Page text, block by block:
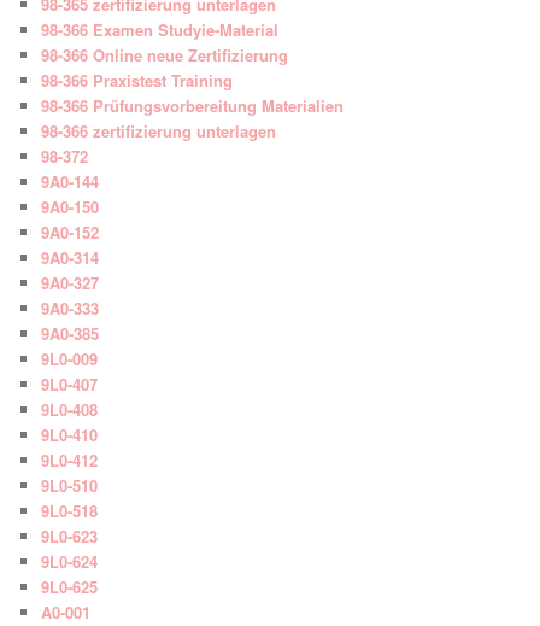
98-365 zertifizierung unterlagen
98-366 Examen Studyie-Material
98-366 Online neue Zertifizierung
98-366 Praxistest Training
98-366 Prüfungsvorbereitung Materialien
98-366 zertifizierung unterlagen
98-372
9A0-144
9A0-150
9A0-152
9A0-314
9A0-327
9A0-333
9A0-385
9L0-009
9L0-407
9L0-408
9L0-410
9L0-412
9L0-510
9L0-518
9L0-623
9L0-624
9L0-625
A0-001